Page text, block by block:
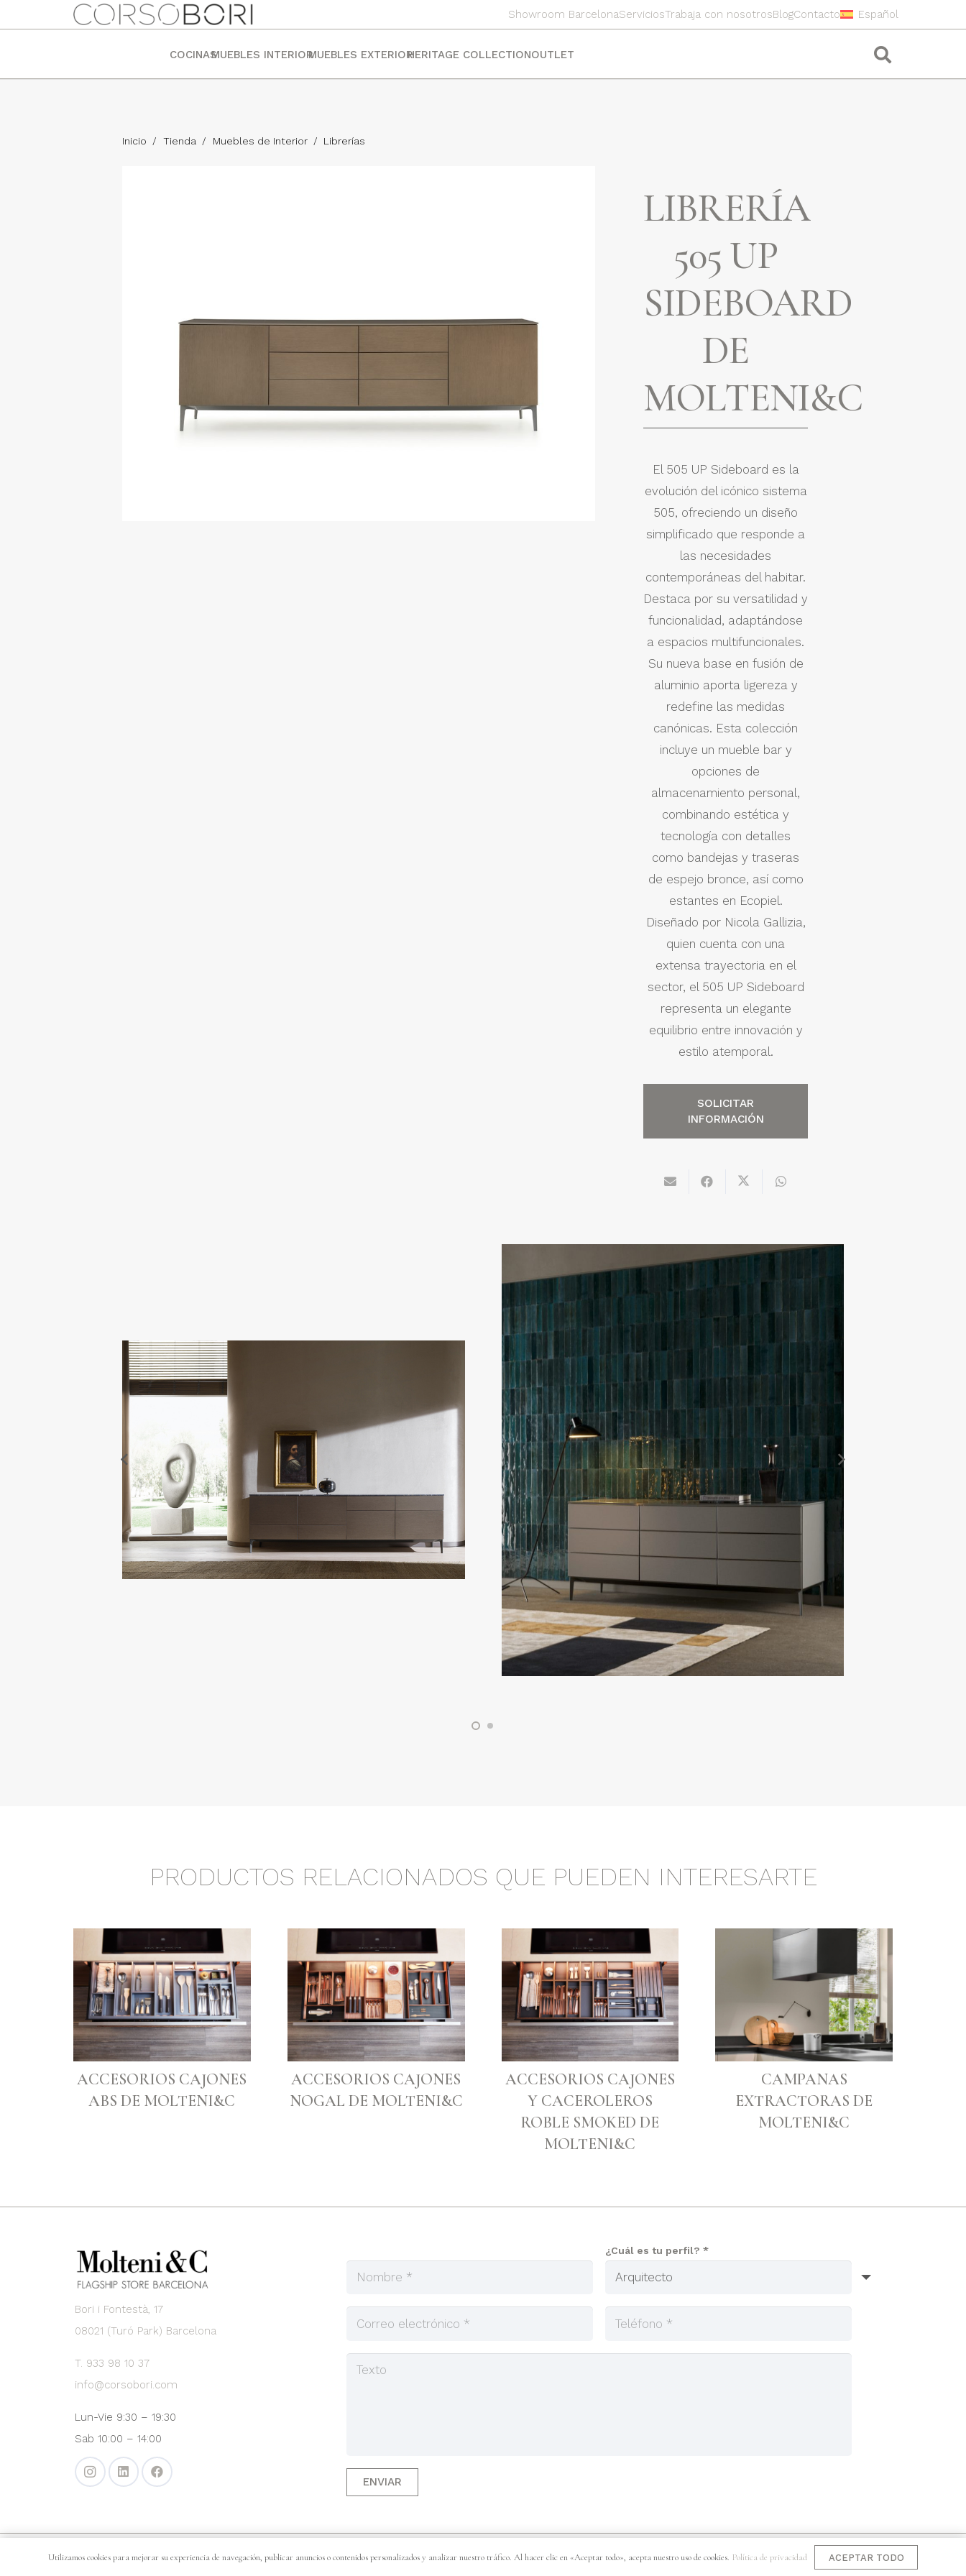
Showroom BarcelonaServiciosTrabaja con nosotrosBlogContacto Español
COCINASMUEBLES INTERIORMUEBLES EXTERIORHERITAGE COLLECTIONOUTLET
Inicio / Tienda / Muebles de Interior / Librerías
LIBRERÍA
505 UP
SIDEBOARD
DE
MOLTENI&C
El 505 UP Sideboard es la
evolución del icónico sistema
505, ofreciendo un diseño
simplificado que responde a
las necesidades
contemporáneas del habitar.
Destaca por su versatilidad y
funcionalidad, adaptándose
a espacios multifuncionales.
Su nueva base en fusión de
aluminio aporta ligereza y
redefine las medidas
canónicas. Esta colección
incluye un mueble bar y
opciones de
almacenamiento personal,
combinando estética y
tecnología con detalles
como bandejas y traseras
de espejo bronce, así como
estantes en Ecopiel.
Diseñado por Nicola Gallizia,
quien cuenta con una
extensa trayectoria en el
sector, el 505 UP Sideboard
representa un elegante
equilibrio entre innovación y
estilo atemporal.
SOLICITAR
INFORMACIÓN
PRODUCTOS RELACIONADOS QUE PUEDEN INTERESARTE
ACCESORIOS CAJONES
ABS DE MOLTENI&C
ACCESORIOS CAJONES
NOGAL DE MOLTENI&C
ACCESORIOS CAJONES
Y CACEROLEROS
ROBLE SMOKED DE
MOLTENI&C
CAMPANAS
EXTRACTORAS DE
MOLTENI&C
Bori i Fontestà, 17
08021 (Turó Park) Barcelona
T. 933 98 10 37
info@corsobori.com
Lun-Vie 9:30 – 19:30
Sab 10:00 – 14:00
¿Cuál es tu perfil? *
ENVIAR
Copyright © 2025. Diseñado por Corsobori. ·Trabaja con Nosotros· Aviso Legal·Política de Cookies·Política de Privacidad
Utilizamos cookies para mejorar su experiencia de navegación, publicar anuncios o contenidos personalizados y analizar nuestro tráfico. Al hacer clic en «Aceptar todo», acepta nuestro uso de cookies. Política de privacidad ACEPTAR TODO